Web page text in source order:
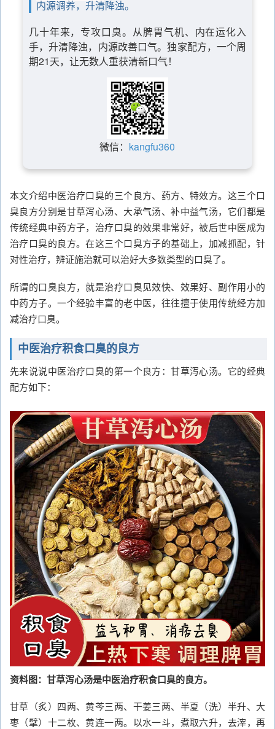
内源调养，升清降浊。
几十年来，专攻口臭。从脾胃气机、内在运化入
手，升清降浊，内源改善口气。独家配方，一个周
期21天，让无数人重获清新口气！
微信： kangfu360
本文介绍中医治疗口臭的三个良方、药方、特效方。这三个口
臭良方分别是甘草泻心汤、大承气汤、补中益气汤，它们都是
传统经典中药方子，治疗口臭的效果非常好，被后世中医成为
治疗口臭的良方。在这三个口臭方子的基础上，加减抓配，针
对性治疗，辨证施治就可以治好大多数类型的口臭了。
所谓的口臭良方，就是治疗口臭见效快、效果好、副作用小的
中药方子。一个经验丰富的老中医，往往擅于使用传统经方加
减治疗口臭。
中医治疗积食口臭的良方
先来说说中医治疗口臭的第一个良方：甘草泻心汤。它的经典
配方如下：
资料图：甘草泻心汤是中医治疗积食口臭的良方。
甘草（炙）四两、黄芩三两、干姜三两、半夏（洗）半升、大
枣（擘）十二枚、黄连一两。以水一斗，煮取六升，去滓，再